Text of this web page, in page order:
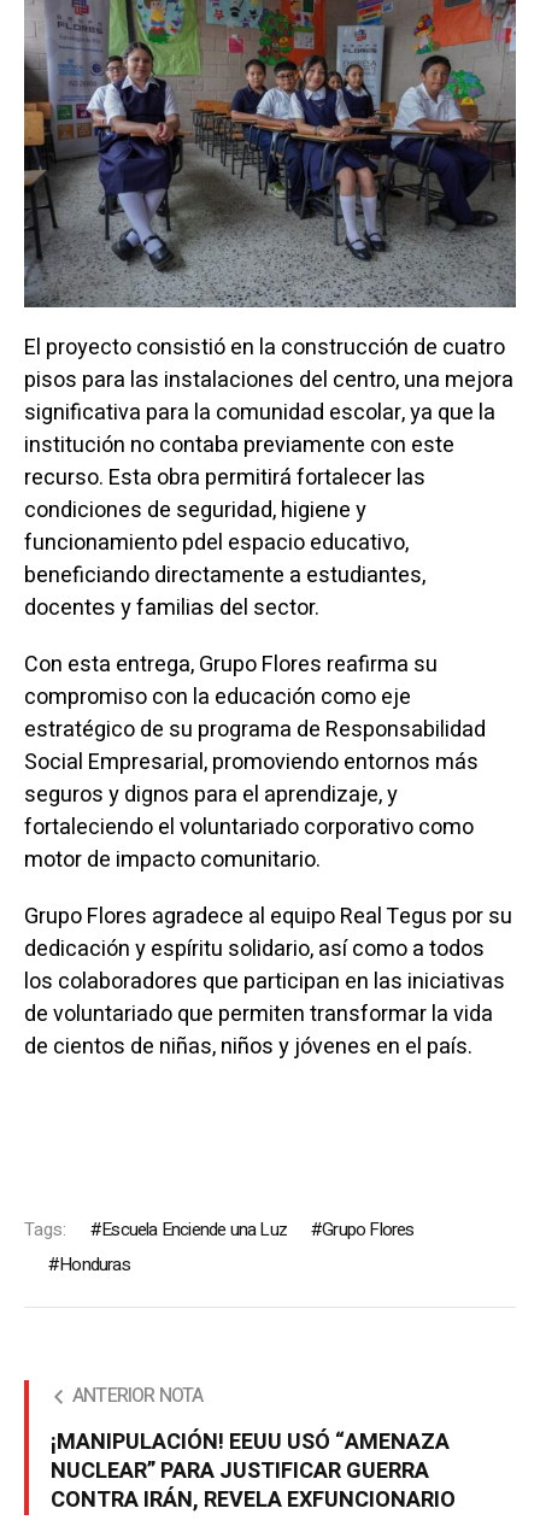
El proyecto consistió en la construcción de cuatro
pisos para las instalaciones del centro, una mejora
significativa para la comunidad escolar, ya que la
institución no contaba previamente con este
recurso. Esta obra permitirá fortalecer las
condiciones de seguridad, higiene y
funcionamiento pdel espacio educativo,
beneficiando directamente a estudiantes,
docentes y familias del sector.
Con esta entrega, Grupo Flores reafirma su
compromiso con la educación como eje
estratégico de su programa de Responsabilidad
Social Empresarial, promoviendo entornos más
seguros y dignos para el aprendizaje, y
fortaleciendo el voluntariado corporativo como
motor de impacto comunitario.
Grupo Flores agradece al equipo Real Tegus por su
dedicación y espíritu solidario, así como a todos
los colaboradores que participan en las iniciativas
de voluntariado que permiten transformar la vida
de cientos de niñas, niños y jóvenes en el país.
Tags: Escuela Enciende una Luz
Grupo Flores
Honduras
ANTERIOR NOTA
¡MANIPULACIÓN! EEUU USÓ “AMENAZA
NUCLEAR” PARA JUSTIFICAR GUERRA
CONTRA IRÁN, REVELA EXFUNCIONARIO